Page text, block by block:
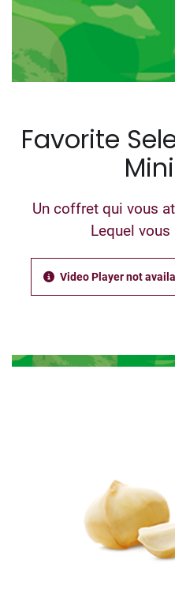
Favorite
Un coffret qui vous
Lequel
Video Player not